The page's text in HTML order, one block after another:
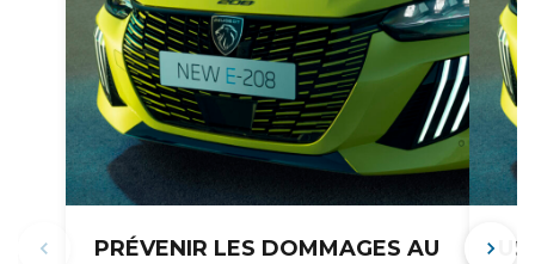
PRÉVENIR LES DOMMAGES AU